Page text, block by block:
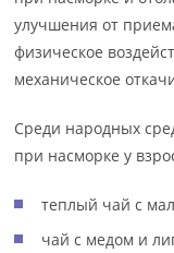
улучшения от
физическое
механическое
Среди народных
при насморке у
теплый чай с
чай с медом и